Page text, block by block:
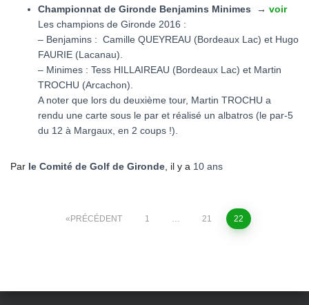
Championnat de Gironde Benjamins Minimes → voir
Les champions de Gironde 2016 :
– Benjamins : Camille QUEYREAU (Bordeaux Lac) et Hugo
FAURIE (Lacanau).
– Minimes : Tess HILLAIREAU (Bordeaux Lac) et Martin
TROCHU (Arcachon).
A noter que lors du deuxième tour, Martin TROCHU a
rendu une carte sous le par et réalisé un albatros (le par-5
du 12 à Margaux, en 2 coups !).
Par le Comité de Golf de Gironde , il y a 10 ans
Pagination
PRÉCÉDENT 1 21 22